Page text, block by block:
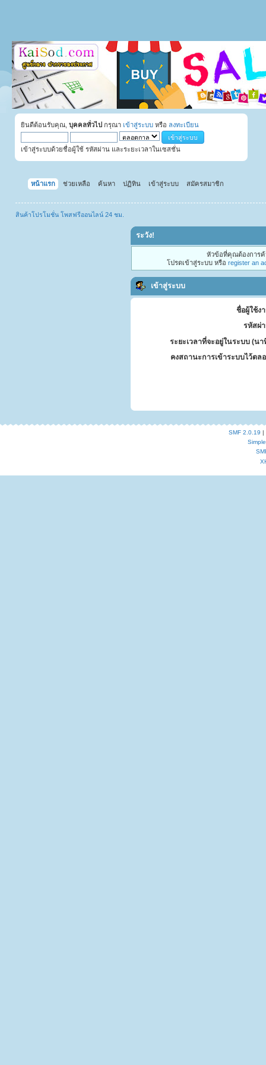
ยินดีต้อนรับคุณ, บุคคลทั่วไป กรุณา เข้าสู่ระบบ หรือ ลงทะเบียน
เข้าสู่ระบบด้วยชื่อผู้ใช้ รหัสผ่าน และระยะเวลาในเซสชั่น
หน้าแรก ช่วยเหลือ ค้นหา ปฏิทิน เข้าสู่ระบบ สมัครสมาชิก
สินค้าโปรโมชั่น โพสฟรีออนไลน์ 24 ชม.
ระวัง!
หัวข้อที่คุณต้องการ
โปรดเข้าสู่ระบบ หรือ register an
เข้าสู่ระบบ
ชื่อผู้ใช้ง
รหัสผ่
ระยะเวลาที่จะอยู่ในระบบ (นา
คงสถานะการเข้าระบบไว้ตล
SMF 2.0.19 |